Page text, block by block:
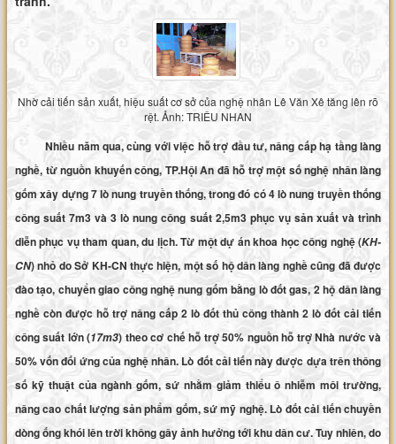
Nhờ cải tiến sản xuất, hiệu suất cơ sở của nghệ nhân Lê Văn Xê tăng lên rõ
rệt. Ảnh: TRIÊU NHAN
Nhiều năm qua, cùng với việc hỗ trợ đầu tư, nâng cấp hạ tầng làng
nghề, từ nguồn khuyến công, TP.Hội An đã hỗ trợ một số nghệ nhân làng
gốm xây dựng 7 lò nung truyền thống, trong đó có 4 lò nung truyền thống
công suất 7m3 và 3 lò nung công suất 2,5m3 phục vụ sản xuất và trình
diễn phục vụ tham quan, du lịch. Từ một dự án khoa học công nghệ (KH-
CN) nhỏ do Sở KH-CN thực hiện, một số hộ dân làng nghề cũng đã được
đào tạo, chuyển giao công nghệ nung gốm bằng lò đốt gas, 2 hộ dân làng
nghề còn được hỗ trợ nâng cấp 2 lò đốt thủ công thành 2 lò đốt cải tiến
công suất lớn (17m3) theo cơ chế hỗ trợ 50% nguồn hỗ trợ Nhà nước và
50% vốn đối ứng của nghệ nhân. Lò đốt cải tiến này được dựa trên thông
số kỹ thuật của ngành gốm, sứ nhằm giảm thiểu ô nhiễm môi trường,
nâng cao chất lượng sản phẩm gốm, sứ mỹ nghệ. Lò đốt cải tiến chuyền
dòng ống khói lên trời không gây ảnh hưởng tới khu dân cư. Tuy nhiên, do